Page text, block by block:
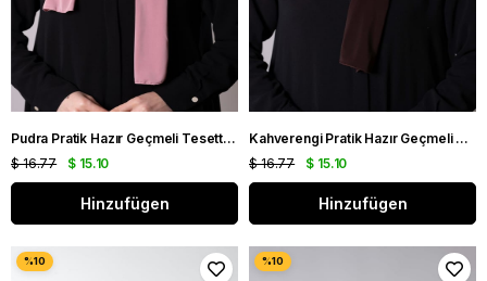
Pudra Pratik Hazır Geçmeli Tesettür Bone Sandy Kumaş Atkılı 2204_06
$ 15.10
$ 16.77
Hinzufügen
Kahverengi Pratik Hazır Geçmeli Tesettür Bone Sandy Kumaş Atkılı 2204_14
$ 15.10
$ 16.77
Hinzufügen